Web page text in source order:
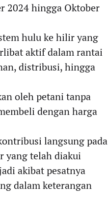
2024 hingga Oktober
hulu ke hilir yang
aktif dalam rantai
distribusi, hingga
oleh petani tanpa
dengan harga
langsung pada
yang telah diakui
akibat pesatnya
dalam keterangan